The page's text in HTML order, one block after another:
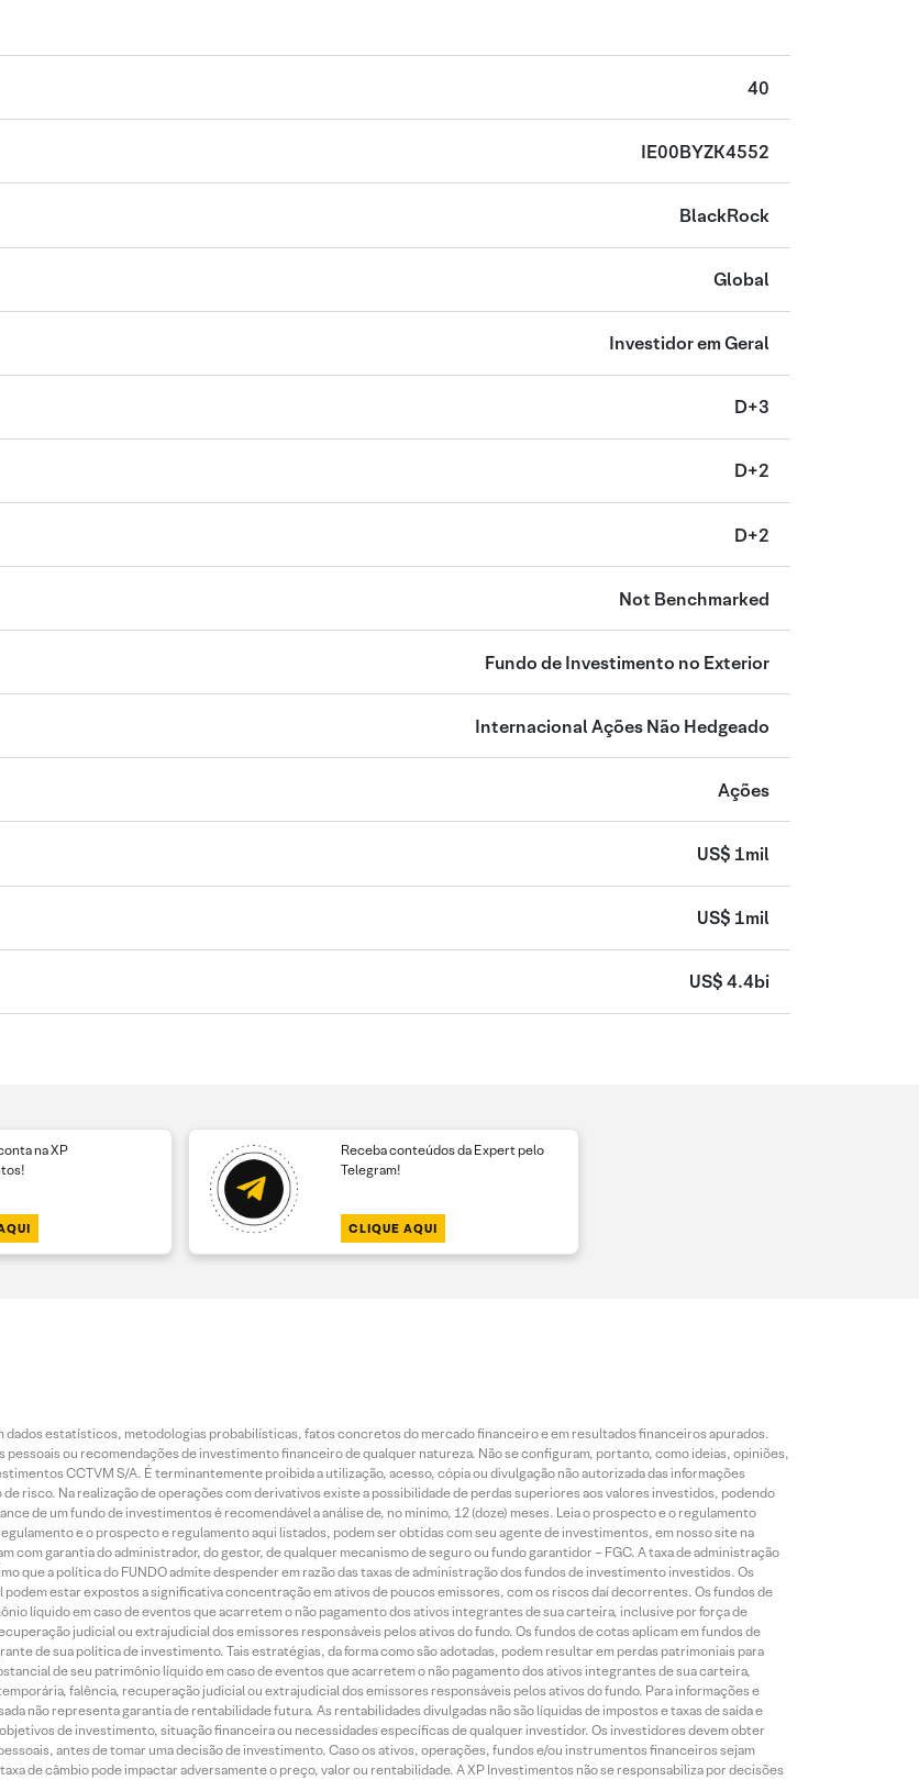
40
IE00BYZK4552
BlackRock
Global
Investidor em Geral
D+3
D+2
D+2
Not Benchmarked
Fundo de Investimento no Exterior
Internacional Ações Não Hedgeado
Ações
US$ 1mil
US$ 1mil
US$ 4.4bi
na XP
Receba conteúdos da Expert pelo
Telegram!
CLIQUE AQUI
estatísticos, metodologias probabilísticas, fatos concretos do mercado financeiro e em resultados financeiros apurados.
ou recomendações de investimento financeiro de qualquer natureza. Não se configuram, portanto, como ideias, opiniões,
CCTVM S/A. É terminantemente proibida a utilização, acesso, cópia ou divulgação não autorizada das informações
risco. Na realização de operações com derivativos existe a possibilidade de perdas superiores aos valores investidos, podendo
de um fundo de investimentos é recomendável a análise de, no mínimo, 12 (doze) meses. Leia o prospecto e o regulamento
e o prospecto e regulamento aqui listados, podem ser obtidas com seu agente de investimentos, em nosso site na
garantia do administrador, do gestor, de qualquer mecanismo de seguro ou fundo garantidor – FGC. A taxa de administração
que a política do FUNDO admite despender em razão das taxas de administração dos fundos de investimento investidos. Os
estar expostos a significativa concentração em ativos de poucos emissores, com os riscos daí decorrentes. Os fundos de
líquido em caso de eventos que acarretem o não pagamento dos ativos integrantes de sua carteira, inclusive por força de
judicial ou extrajudicial dos emissores responsáveis pelos ativos do fundo. Os fundos de cotas aplicam em fundos de
de sua política de investimento. Tais estratégias, da forma como são adotadas, podem resultar em perdas patrimoniais para
de seu patrimônio líquido em caso de eventos que acarretem o não pagamento dos ativos integrantes de sua carteira,
falência, recuperação judicial ou extrajudicial dos emissores responsáveis pelos ativos do fundo. Para informações e
não representa garantia de rentabilidade futura. As rentabilidades divulgadas não são líquidas de impostos e taxas de saída e
de investimento, situação financeira ou necessidades específicas de qualquer investidor. Os investidores devem obter
antes de tomar uma decisão de investimento. Caso os ativos, operações, fundos e/ou instrumentos financeiros sejam
de câmbio pode impactar adversamente o preço, valor ou rentabilidade. A XP Investimentos não se responsabiliza por decisões